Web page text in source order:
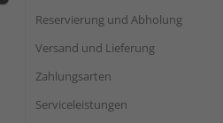
Reservierung und Abholung
Versand und Lieferung
Zahlungsarten
Serviceleistungen